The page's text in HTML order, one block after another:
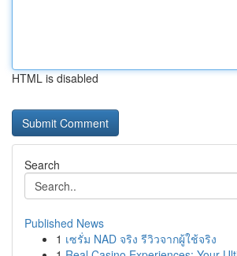
HTML is disabled
Search
Published News
1 เซรั่ม NAD จริง รีวิวจากผู้ใช้จริง